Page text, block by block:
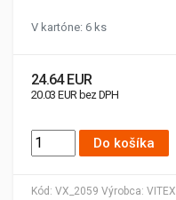
Kód: VX_2059 Výrobca: VITEX
V kartóne: 6 ks
24.64 EUR
20.03 EUR bez DPH
Do košíka